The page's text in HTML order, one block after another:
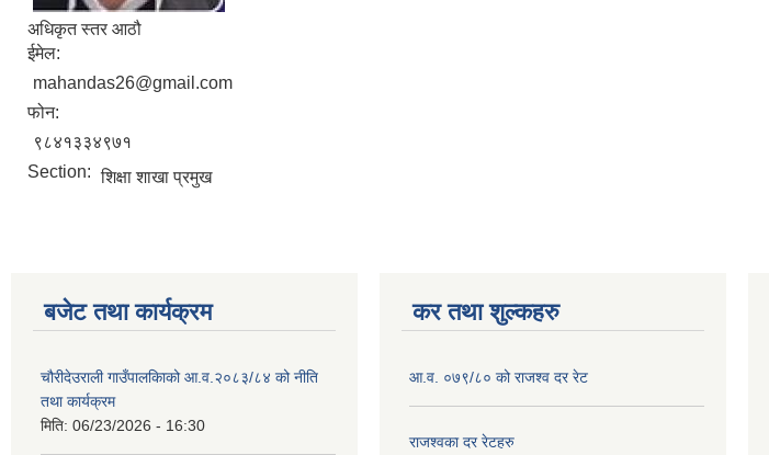
अधिकृत स्तर आठौ
ईमेल:
mahandas26@gmail.com
फोन:
९८४१३३४९७१
Section: शिक्षा शाखा प्रमुख
बजेट तथा कार्यक्रम
चौरीदेउराली गाउँपालकिाको आ.व.२०८३/८४ को नीति
तथा कार्यक्रम
मिति: 06/23/2026 - 16:30
कर तथा शुल्कहरु
आ.व. ०७९/८० को राजश्व दर रेट
राजश्‍वका दर रेटहरु